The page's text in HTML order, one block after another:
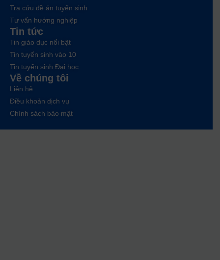
Tra cứu đề án tuyển sinh
Tư vấn hướng nghiệp
Tin tức
Tin giáo dục nổi bật
Tin tuyển sinh vào 10
Tin tuyển sinh Đại học
Về chúng tôi
Liên hệ
Điều khoản dịch vụ
Chính sách bảo mật